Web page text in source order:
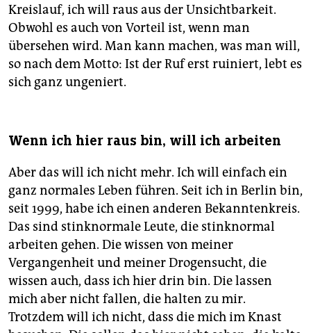
Kreislauf, ich will raus aus der Unsichtbarkeit.
Obwohl es auch von Vorteil ist, wenn man
übersehen wird. Man kann machen, was man will,
so nach dem Motto: Ist der Ruf erst ruiniert, lebt es
sich ganz ungeniert.
Wenn ich hier raus bin, will ich arbeiten
Aber das will ich nicht mehr. Ich will einfach ein
ganz normales Leben führen. Seit ich in Berlin bin,
seit 1999, habe ich einen anderen Bekanntenkreis.
Das sind stinknormale Leute, die stinknormal
arbeiten gehen. Die wissen von meiner
Vergangenheit und meiner Drogensucht, die
wissen auch, dass ich hier drin bin. Die lassen
mich aber nicht fallen, die halten zu mir.
Trotzdem will ich nicht, dass die mich im Knast